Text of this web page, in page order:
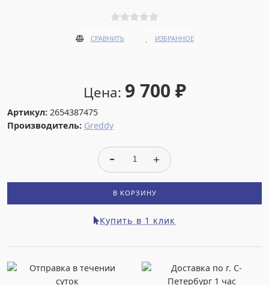
СРАВНИТЬ ИЗБРАННОЕ
Цена: 9 700 ₽
Артикул: 2654387475
Производитель: Greddy
В КОРЗИНУ
Купить в 1 клик